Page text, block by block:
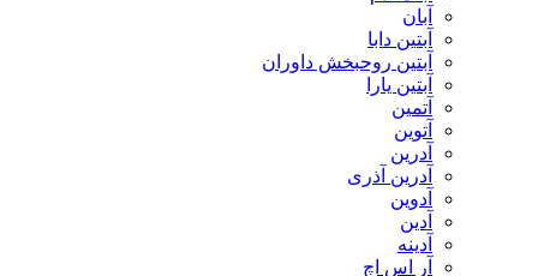
آبان
آبتین دابا
آبتین روحبخش داوران
آبتین یارا
آتمین
آتوین
آدرین
آدرین آذری
آدوین
آدین
آدینه
آر اس اچ